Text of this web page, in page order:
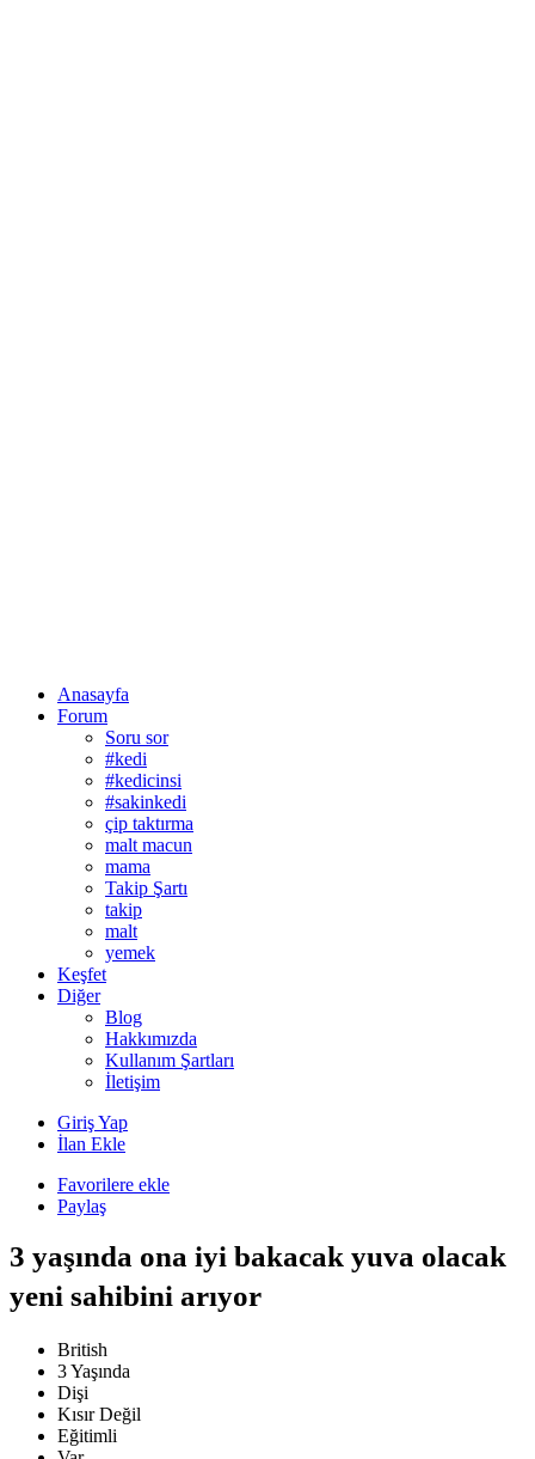
Anasayfa
Forum
Soru sor
#kedi
#kedicinsi
#sakinkedi
çip taktırma
malt macun
mama
Takip Şartı
takip
malt
yemek
Keşfet
Diğer
Blog
Hakkımızda
Kullanım Şartları
İletişim
Giriş Yap
İlan Ekle
Favorilere ekle
Paylaş
3 yaşında ona iyi bakacak yuva olacak
yeni sahibini arıyor
British
3 Yaşında
Dişi
Kısır Değil
Eğitimli